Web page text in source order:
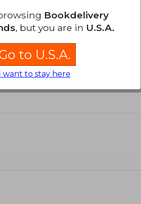
Bookdelivery
, but you are in U.S.A.
to U.S.A.
I want to stay here